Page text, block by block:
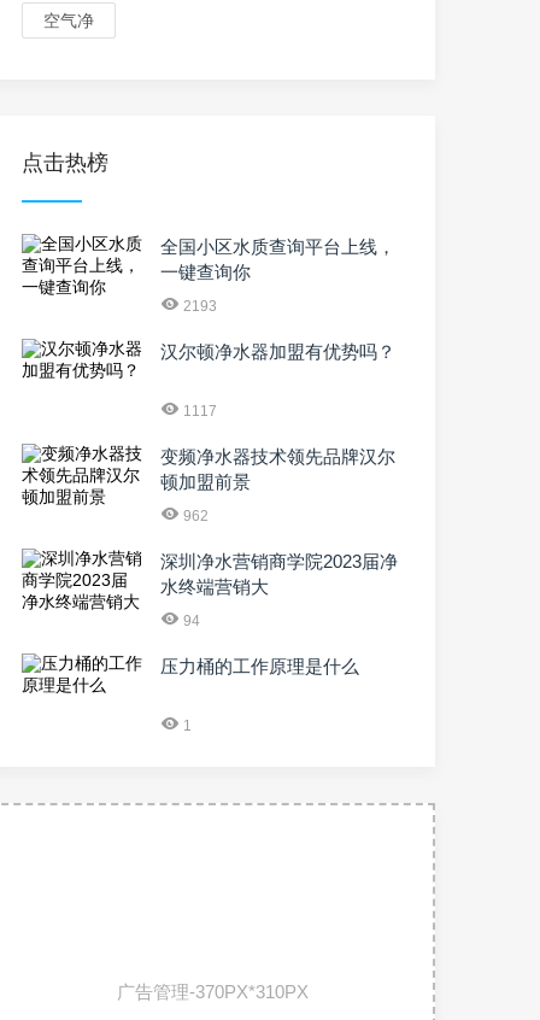
空气净
点击热榜
全国小区水质查询平台上线，
一键查询你
2193
汉尔顿净水器加盟有优势吗？
1117
变频净水器技术领先品牌汉尔
顿加盟前景
962
深圳净水营销商学院2023届净
水终端营销大
94
压力桶的工作原理是什么
1
广告管理-370PX*310PX